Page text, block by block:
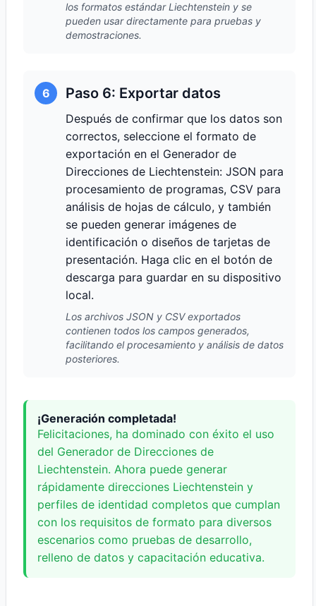
los formatos estándar Liechtenstein y se
pueden usar directamente para pruebas y
demostraciones.
6 Paso 6: Exportar datos
Después de confirmar que los datos son
correctos, seleccione el formato de
exportación en el Generador de
Direcciones de Liechtenstein: JSON para
procesamiento de programas, CSV para
análisis de hojas de cálculo, y también
se pueden generar imágenes de
identificación o diseños de tarjetas de
presentación. Haga clic en el botón de
descarga para guardar en su dispositivo
local.
Los archivos JSON y CSV exportados
contienen todos los campos generados,
facilitando el procesamiento y análisis de datos
posteriores.
¡Generación completada!
Felicitaciones, ha dominado con éxito el uso
del Generador de Direcciones de
Liechtenstein. Ahora puede generar
rápidamente direcciones Liechtenstein y
perfiles de identidad completos que cumplan
con los requisitos de formato para diversos
escenarios como pruebas de desarrollo,
relleno de datos y capacitación educativa.